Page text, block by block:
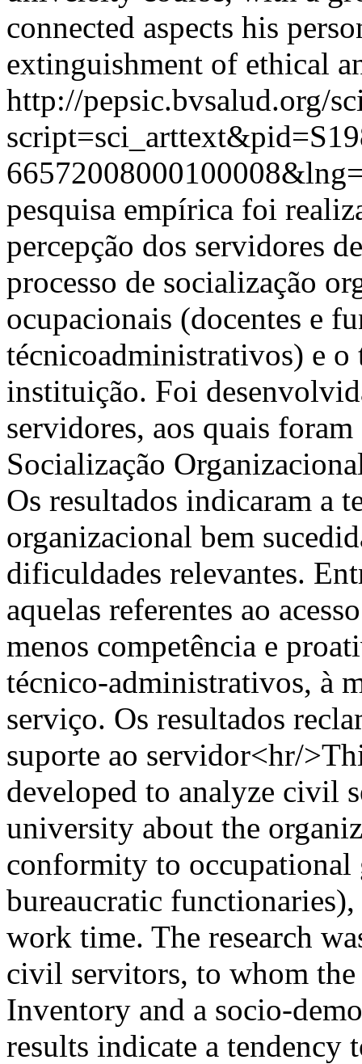
connected aspects his
extinguishment of ethical
http://pepsic.bvsalud.org/
pesquisa empírica foi
percepção dos servidores
processo de socialização
ocupacionais (docentes e
técnicoadministrativos) e o
instituição. Foi
servidores, aos quais
Socialização
Os resultados indicaram a
organizacional bem
dificuldades relevantes.
aquelas referentes ao
menos competência e
técnico-administrativos, à
serviço. Os resultados
suporte ao servidor<hr/
developed to analyze civil
university about the
conformity to occupational
bureaucratic
work time. The research
civil servitors, to whom
Inventory and a socio-
results indicate a tendency